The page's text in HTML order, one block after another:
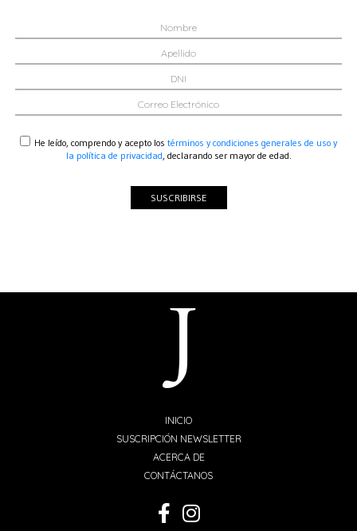
He leído, comprendo y acepto los términos y condiciones generales de uso y
la política de privacidad, declarando ser mayor de edad.
SUSCRIBIRSE
INICIO
SUSCRIPCIÓN NEWSLETTER
ACERCA DE
CONTÁCTANOS